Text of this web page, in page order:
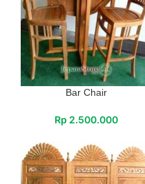
Bar Chair
Rp 2.500.000